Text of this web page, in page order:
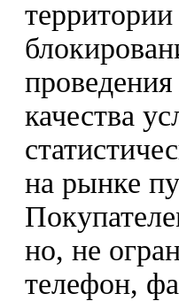
качества
на рынке
но, не
телефон,